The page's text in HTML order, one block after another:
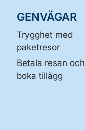
GENVÄGAR
Trygghet med
paketresor
Betala resan och
boka tillägg